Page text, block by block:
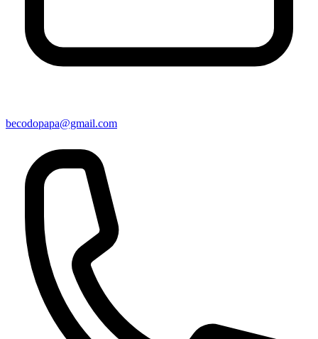
becodopapa@gmail.com